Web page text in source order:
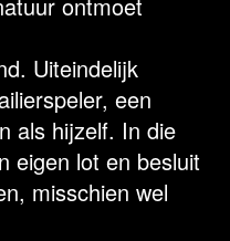
ontmoet
Uiteindelijk
een
als hijzelf. In die
eigen lot en besluit
misschien wel